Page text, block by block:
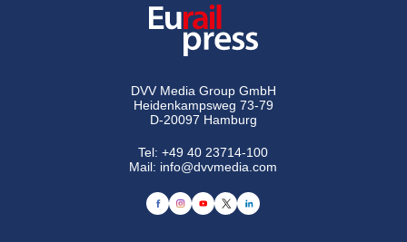
DVV Media Group GmbH
Heidenkampsweg 73-79
D-20097 Hamburg
Tel:+49 40 23714-100
Mail: info@dvvmedia.com